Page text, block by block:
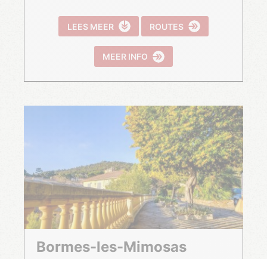
LEES MEER ROUTES
MEER INFO
Bormes-les-Mimosas